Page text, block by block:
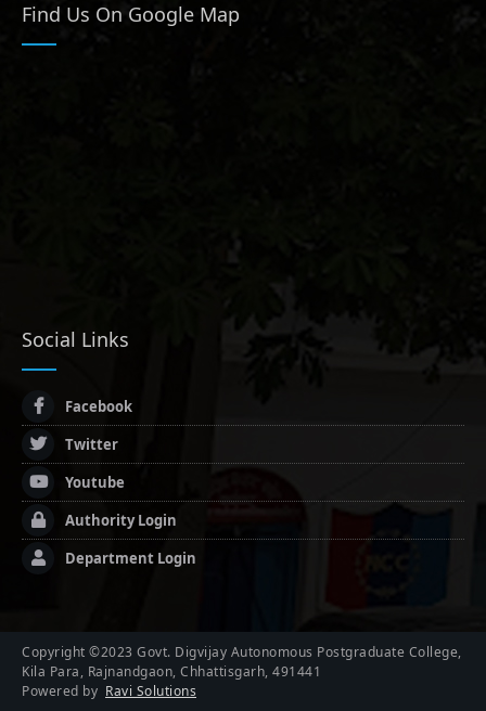
Find Us On Google Map
Social Links
Facebook
Twitter
Youtube
Authority Login
Department Login
Copyright ©2023 Govt. Digvijay Autonomous Postgraduate College,
Kila Para, Rajnandgaon, Chhattisgarh, 491441
Powered by Ravi Solutions